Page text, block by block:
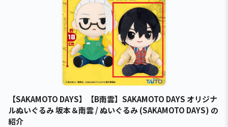
【SAKAMOTO DAYS】【B南雲】SAKAMOTO DAYS オリジナ
ルぬいぐるみ 坂本＆南雲 / ぬいぐるみ (SAKAMOTO DAYS) の
紹介